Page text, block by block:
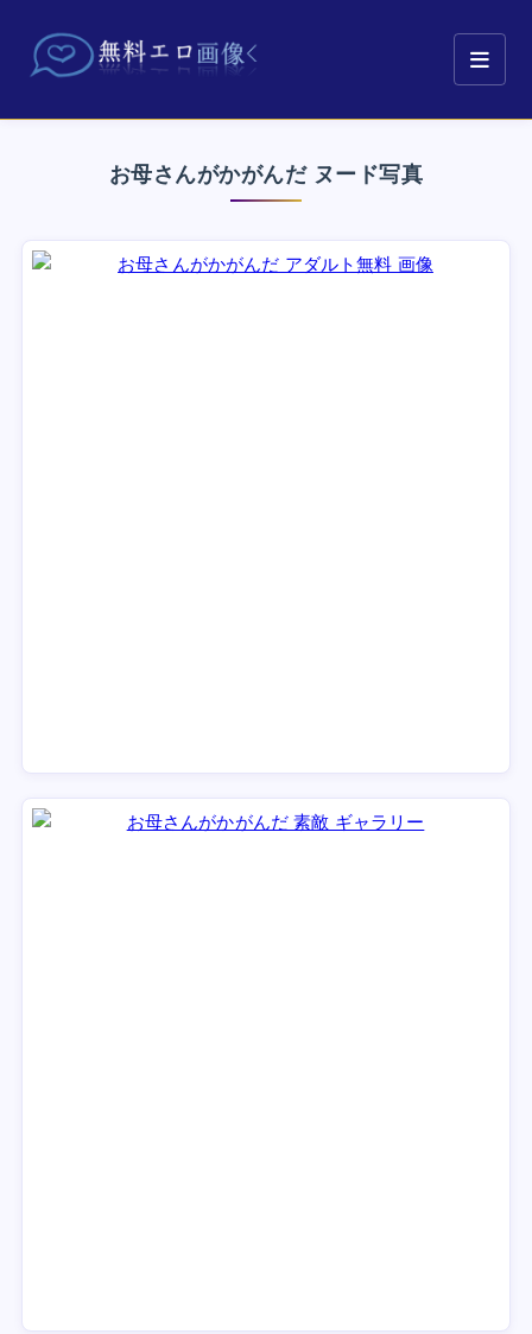
お母さんがかがんだ ヌード写真